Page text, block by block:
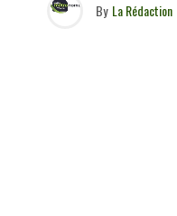
By La Rédaction